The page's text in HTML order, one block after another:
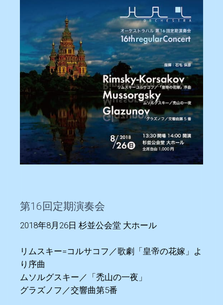
第16回定期演奏会
2018年8月26日 杉並公会堂 大ホール
リムスキー=コルサコフ／歌劇「皇帝の花嫁」よ
り序曲
ムソルグスキー／「禿山の一夜」
グラズノフ／交響曲第5番